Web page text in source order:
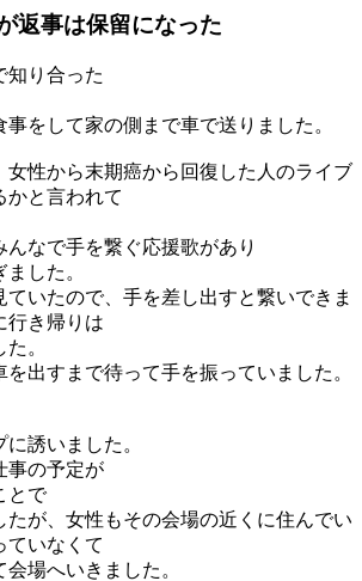
返事は保留になった
知り合った
事をして家の側まで車で送りました。
女性から末期癌から回復した人のライブ
かと言われて
んなで手を繋ぐ応援歌があり
した。
いたので、手を差し出すと繋いできま
行き帰りは
。
出すまで待って手を振っていました。
誘いました。
事の予定が
とで
たが、女性もその会場の近くに住んでい
ていなくて
場へいきました。